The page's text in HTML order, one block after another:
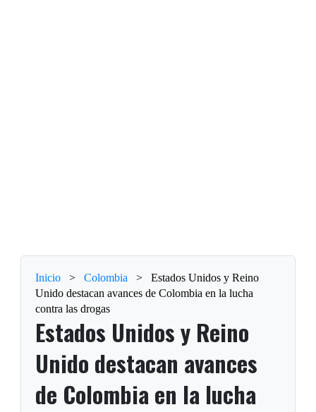
Inicio > Colombia >
Estados Unidos y Reino
Unido destacan avances de Colombia en la lucha
contra las drogas
Estados Unidos y Reino
Unido destacan avances
de Colombia en la lucha